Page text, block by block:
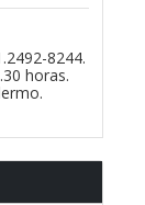
8244.
horas.